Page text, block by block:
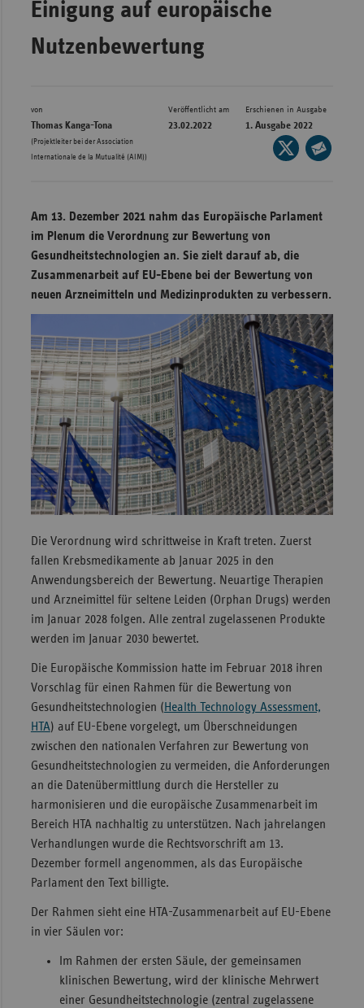
Hessen
Einigung auf europäische
Nutzenbewertung
von
Thomas Kanga-Tona
(Projektleiter bei der Association
Internationale de la Mutualité (AIM))
Veröffentlicht am
23.02.2022
Erschienen in Ausgabe
1. Ausgabe 2022
Seite
auf
E-
Am 13. Dezember 2021 nahm das Europäische Parlament
im Plenum die Verordnung zur Bewertung von
Gesundheitstechnologien an. Sie zielt darauf ab, die
Zusammenarbeit auf EU-Ebene bei der Bewertung von
neuen Arzneimitteln und Medizinprodukten zu verbessern.
Die Verordnung wird schrittweise in Kraft treten. Zuerst
fallen Krebsmedikamente ab Januar 2025 in den
Anwendungsbereich der Bewertung. Neuartige Therapien
und Arzneimittel für seltene Leiden (Orphan Drugs) werden
im Januar 2028 folgen. Alle zentral zugelassenen Produkte
werden im Januar 2030 bewertet.
Die Europäische Kommission hatte im Februar 2018 ihren
Vorschlag für einen Rahmen für die Bewertung von
Gesundheitstechnologien (Health Technology Assessment,
HTA) auf EU-Ebene vorgelegt, um Überschneidungen
zwischen den nationalen Verfahren zur Bewertung von
Gesundheitstechnologien zu vermeiden, die Anforderungen
an die Datenübermittlung durch die Hersteller zu
harmonisieren und die europäische Zusammenarbeit im
Bereich HTA nachhaltig zu unterstützen. Nach jahrelangen
Verhandlungen wurde die Rechtsvorschrift am 13.
Dezember formell angenommen, als das Europäische
Parlament den Text billigte.
Der Rahmen sieht eine HTA-Zusammenarbeit auf EU-Ebene
in vier Säulen vor:
Im Rahmen der ersten Säule, der gemeinsamen
klinischen Bewertung, wird der klinische Mehrwert
einer Gesundheitstechnologie (zentral zugelassene